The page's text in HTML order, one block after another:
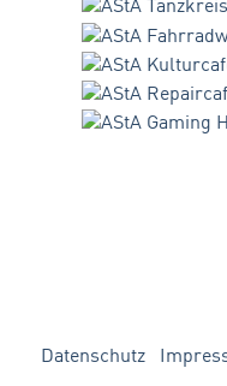
Datenschutz